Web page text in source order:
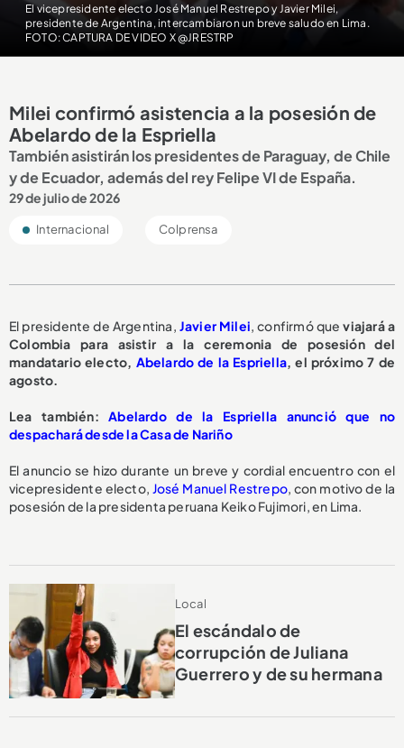
El vicepresidente electo José Manuel Restrepo y Javier Milei,
presidente de Argentina, intercambiaron un breve saludo en Lima.
FOTO: CAPTURA DE VIDEO X @JRESTRP
Milei confirmó asistencia a la posesión de
Abelardo de la Espriella
También asistirán los presidentes de Paraguay, de Chile
y de Ecuador, además del rey Felipe VI de España.
29 de julio de 2026
Internacional Colprensa
El presidente de Argentina, Javier Milei, confirmó queviajará a
Colombia para asistir a la ceremonia de posesión del
mandatario electo, Abelardo de la Espriella, el próximo 7 de
agosto.
Lea también:Abelardo de la Espriella anunció que no
despachará desde la Casa de Nariño
El anuncio se hizo durante un breve y cordial encuentro con el
vicepresidente electo, José Manuel Restrepo, con motivo de la
posesión de la presidenta peruana Keiko Fujimori, en Lima.
Local
El escándalo de
corrupción de Juliana
Guerrero y de su hermana